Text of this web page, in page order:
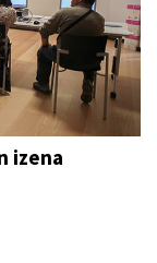
izena